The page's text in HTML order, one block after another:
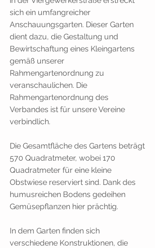
sich ein umfangreicher
Anschauungsgarten. Dieser Garten
dient dazu, die Gestaltung und
Bewirtschaftung eines Kleingartens
gemäß unserer
Rahmengartenordnung zu
veranschaulichen. Die
Rahmengartenordnung des
Verbandes ist für unsere Vereine
verbindlich.
Die Gesamtfläche des Gartens beträgt
570 Quadratmeter, wobei 170
Quadratmeter für eine kleine
Obstwiese reserviert sind. Dank des
humusreichen Bodens gedeihen
Gemüsepflanzen hier prächtig.
In dem Garten finden sich
verschiedene Konstruktionen, die